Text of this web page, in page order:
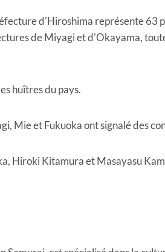
d'Hiroshima représente 63
de Miyagi et d'Okayama,
huîtres du pays.
Mie et Fukuoka ont signalé des
Hiroki Kitamura et Masayasu